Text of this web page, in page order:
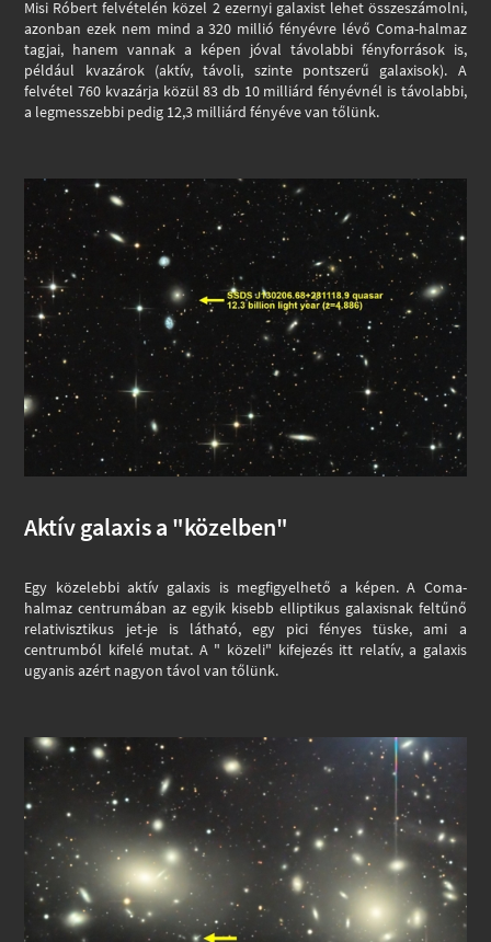
Misi Róbert felvételén közel 2 ezernyi galaxist lehet összeszámolni,
azonban ezek nem mind a 320 millió fényévre lévő Coma-halmaz
tagjai, hanem vannak a képen jóval távolabbi fényforrások is,
például kvazárok (aktív, távoli, szinte pontszerű galaxisok). A
felvétel 760 kvazárja közül 83 db 10 milliárd fényévnél is távolabbi,
a legmesszebbi pedig 12,3 milliárd fényéve van tőlünk.
Aktív galaxis a "közelben"
Egy közelebbi aktív galaxis is megfigyelhető a képen. A Coma-
halmaz centrumában az egyik kisebb elliptikus galaxisnak feltűnő
relativisztikus jet-je is látható, egy pici fényes tüske, ami a
centrumból kifelé mutat. A " közeli" kifejezés itt relatív, a galaxis
ugyanis azért nagyon távol van tőlünk.